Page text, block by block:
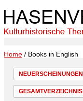
Home / Books in English
NEUERSCHEINUNGEN
GESAMTVERZEICHNIS